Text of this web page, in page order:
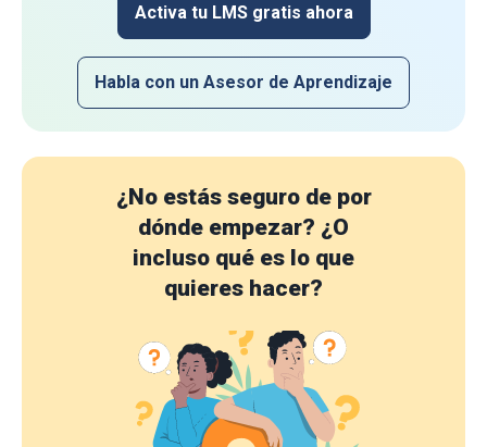
Activa tu LMS gratis ahora
Habla con un Asesor de Aprendizaje
¿No estás seguro de por
dónde empezar? ¿O
incluso qué es lo que
quieres hacer?